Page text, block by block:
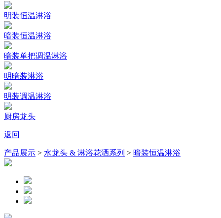
明装恒温淋浴
暗装恒温淋浴
暗装单把调温淋浴
明暗装淋浴
明装调温淋浴
厨房龙头
返回
产品展示 > 水龙头 & 淋浴花洒系列 > 暗装恒温淋浴